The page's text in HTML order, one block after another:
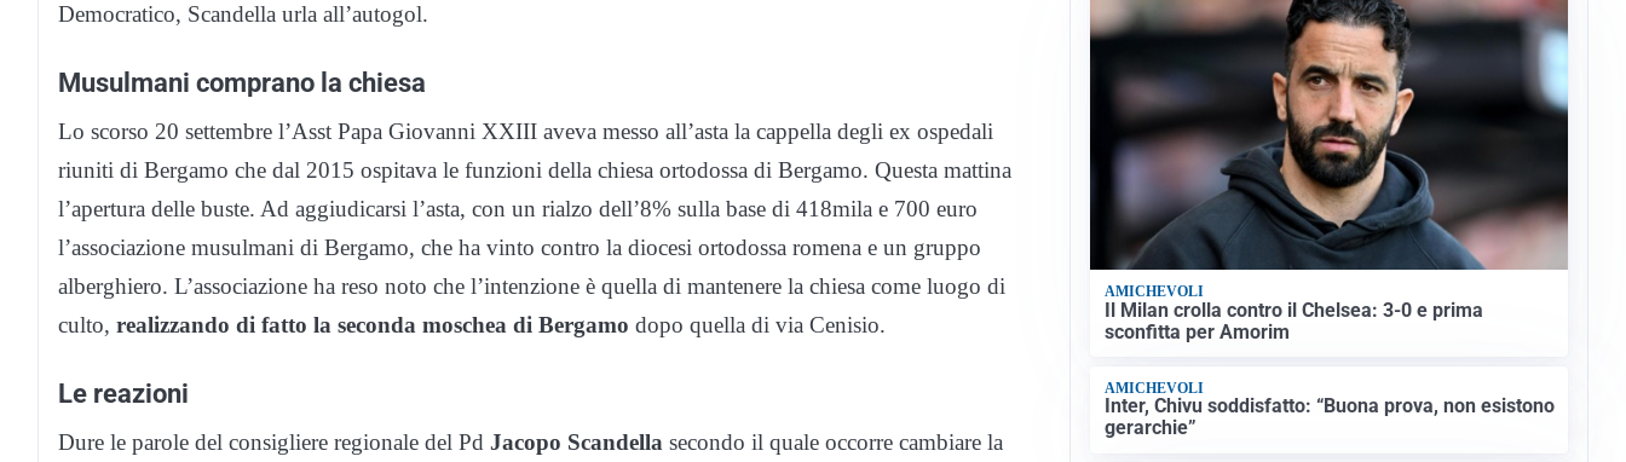
Democratico, Scandella urla all’autogol.
Musulmani comprano la chiesa
Lo scorso 20 settembre l’Asst Papa Giovanni XXIII aveva messo all’asta la cappella degli ex ospedali
riuniti di Bergamo che dal 2015 ospitava le funzioni della chiesa ortodossa di Bergamo. Questa mattina
l’apertura delle buste. Ad aggiudicarsi l’asta, con un rialzo dell’8% sulla base di 418mila e 700 euro
l’associazione musulmani di Bergamo, che ha vinto contro la diocesi ortodossa romena e un gruppo
alberghiero. L’associazione ha reso noto che l’intenzione è quella di mantenere la chiesa come luogo di
culto, realizzando di fatto la seconda moschea di Bergamo dopo quella di via Cenisio.
Le reazioni
Dure le parole del consigliere regionale del Pd Jacopo Scandella secondo il quale occorre cambiare la
AMICHEVOLI
Il Milan crolla contro il Chelsea: 3-0 e prima
sconfitta per Amorim
AMICHEVOLI
Inter, Chivu soddisfatto: “Buona prova, non esistono
gerarchie”